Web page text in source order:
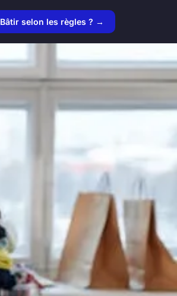
Bâtir selon les règles ? →